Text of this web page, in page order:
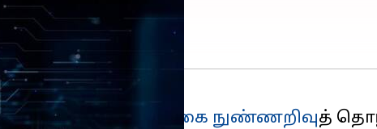
வேலைகளை செயற்கை நுண்ணறிவுத்